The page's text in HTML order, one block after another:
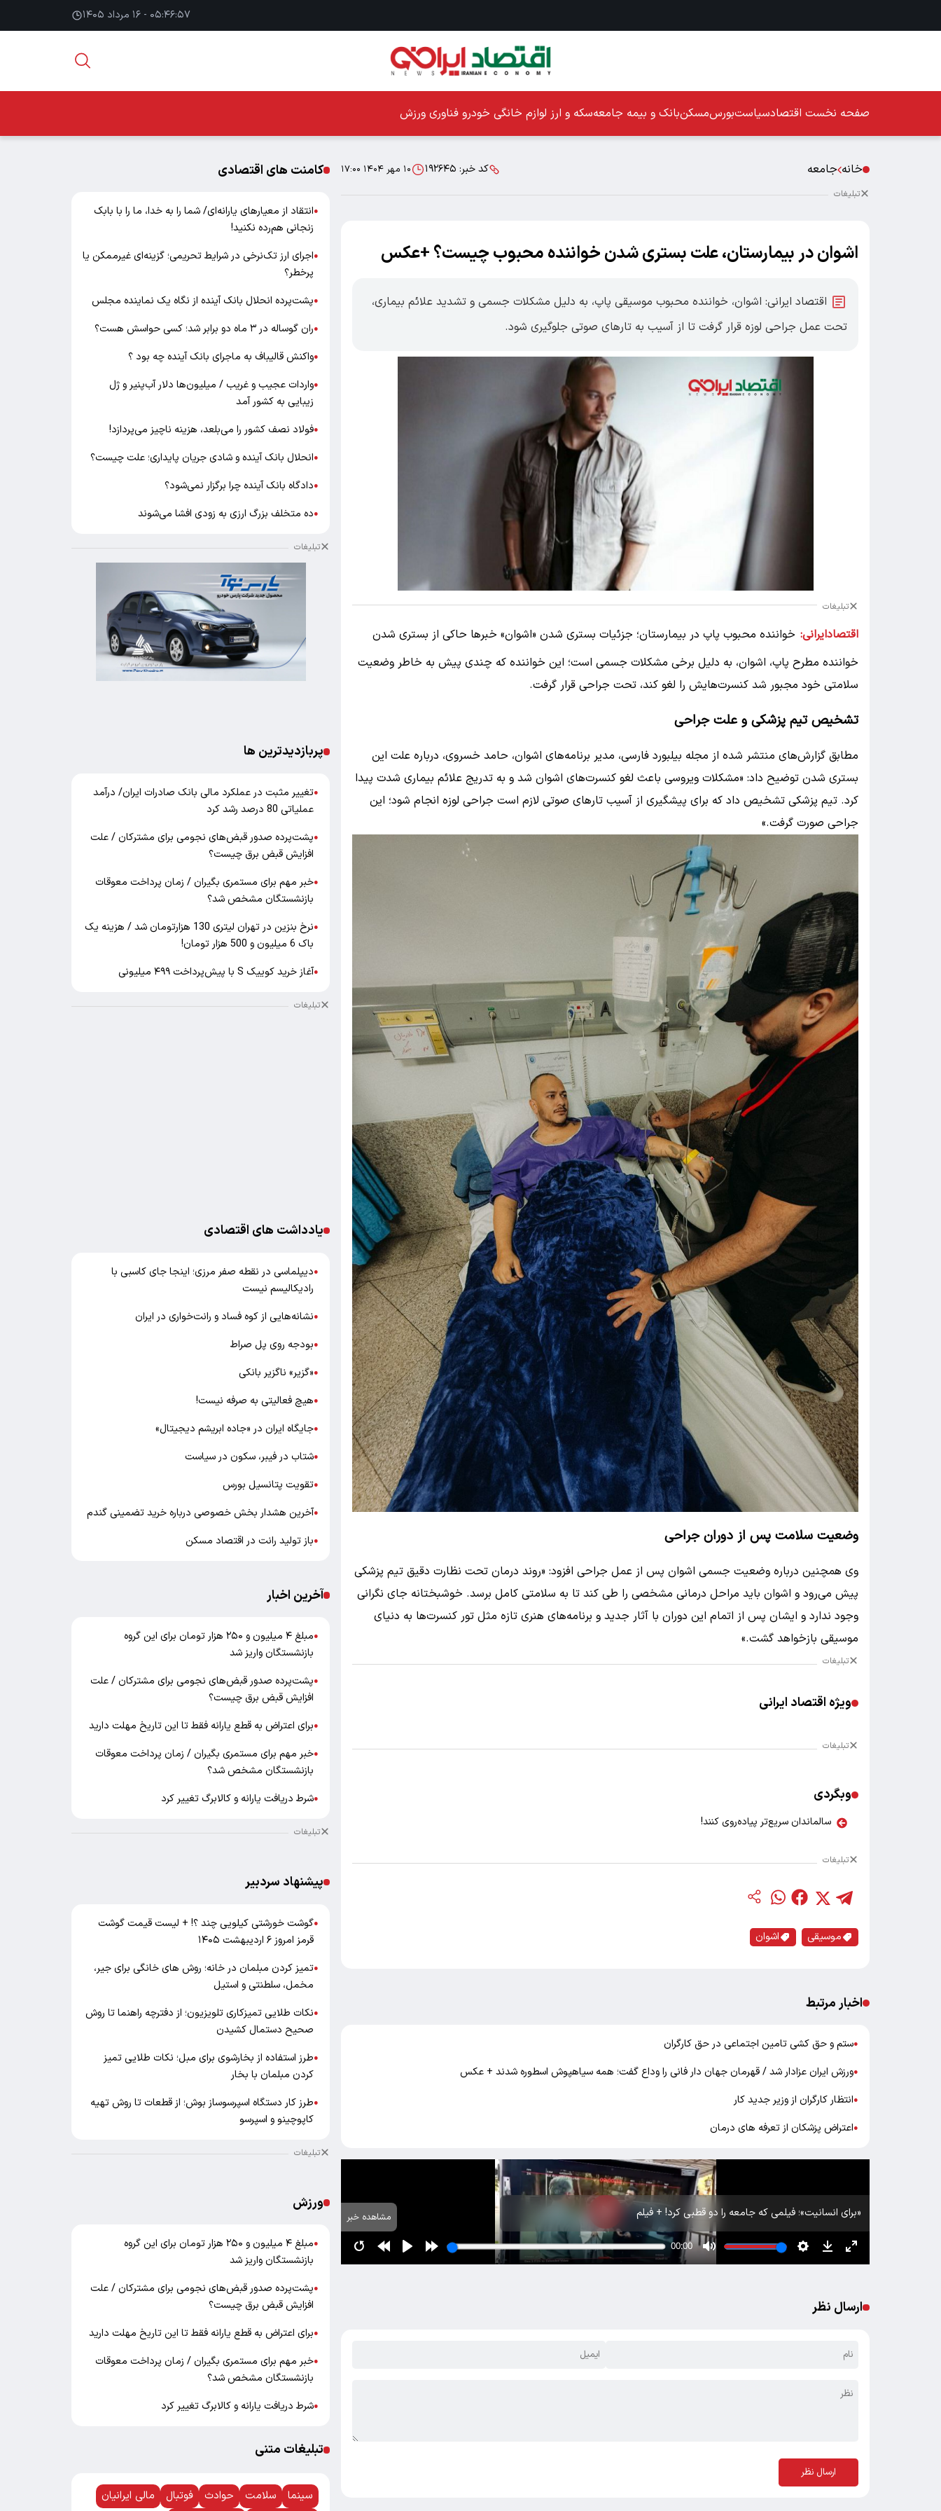
۰۵:۴۶:۵۸ - ۱۶ مرداد ۱۴۰۵
صفحه نخست اقتصادسیاستبورسمسکنبانک و بیمه جامعهسکه و ارز لوازم خانگی خودرو فناوری ورزش
خانه جامعه کد خبر: ۱۹۲۶۴۵ ۱۰ مهر ۱۴۰۴ ۱۷:۰۰
تبلیغات
اشوان در بیمارستان، علت بستری شدن خواننده محبوب چیست؟ +عکس
اقتصاد ایرانی: اشوان، خواننده محبوب موسیقی پاپ، به دلیل مشکلات جسمی و تشدید علائم بیماری،
تحت عمل جراحی لوزه قرار گرفت تا از آسیب به تارهای صوتی جلوگیری شود.
تبلیغات
اقتصادایرانی: خواننده محبوب پاپ در بیمارستان؛ جزئیات بستری شدن «اشوان» خبرها حاکی از بستری شدن
خواننده مطرح پاپ، اشوان، به دلیل برخی مشکلات جسمی است؛ این خواننده که چندی پیش به خاطر وضعیت
سلامتی خود مجبور شد کنسرت‌هایش را لغو کند، تحت جراحی قرار گرفت.
تشخیص تیم پزشکی و علت جراحی
مطابق گزارش‌های منتشر شده از مجله بیلبورد فارسی، مدیر برنامه‌های اشوان، حامد خسروی، درباره علت این
بستری شدن توضیح داد: «مشکلات ویروسی باعث لغو کنسرت‌های اشوان شد و به تدریج علائم بیماری شدت پیدا
کرد. تیم پزشکی تشخیص داد که برای پیشگیری از آسیب تارهای صوتی لازم است جراحی لوزه انجام شود؛ این
جراحی صورت گرفت.»
وضعیت سلامت پس از دوران جراحی
وی همچنین درباره وضعیت جسمی اشوان پس از عمل جراحی افزود: «روند درمان تحت نظارت دقیق تیم پزشکی
پیش می‌رود و اشوان باید مراحل درمانی مشخصی را طی کند تا به سلامتی کامل برسد. خوشبختانه جای نگرانی
وجود ندارد و ایشان پس از اتمام این دوران با آثار جدید و برنامه‌های هنری تازه مثل تور کنسرت‌ها به دنیای
موسیقی بازخواهد گشت.»
تبلیغات
ویژه اقتصاد ایرانی
تبلیغات
وبگردی
سالماندان سریع‌تر پیاده‌روی کنند!
تبلیغات
موسیقی اشوان
اخبار مرتبط
●ستم و حق کشی تامین اجتماعی در حق کارگران
●ورزش ایران عزادار شد / قهرمان جهان دار فانی را وداع گفت؛ همه سیاهپوش اسطوره شدند + عکس
●انتظار کارگران از وزیر جدید کار
●اعتراض پزشکان از تعرفه های درمان
«برای انسانیت»؛ فیلمی که جامعه را دو قطبی کرد! + فیلم مشاهده خبر
ارسال نظر
ارسال نظر
کامنت های اقتصادی
●انتقاد از معیارهای یارانه‌ای/ شما را به خدا، ما را با بابک
زنجانی هم‌رده نکنید!
●اجرای ارز تک‌نرخی در شرایط تحریمی؛ گزینه‌ای غیرممکن یا
پرخطر؟
●پشت‌پرده انحلال بانک آینده از نگاه یک نماینده مجلس
●ران گوساله در ۳ ماه دو برابر شد؛ کسی حواسش هست؟
●واکنش قالیباف به ماجرای بانک آینده چه بود ؟
●واردات عجیب و غریب / میلیون‌ها دلار آب‌پنیر و ژل
زیبایی به کشور آمد
●فولاد نصف کشور را می‌بلعد، هزینه ناچیز می‌پردازد!
●انحلال بانک آینده و شادی جریان پایداری؛ علت چیست؟
●دادگاه بانک آینده چرا برگزار نمی‌شود؟
●ده متخلف بزرگ ارزی به زودی افشا می‌شوند
تبلیغات
پربازدیدترین ها
●تغییر مثبت در عملکرد مالی بانک صادرات ایران/ درآمد
عملیاتی 80 درصد رشد کرد
●پشت‌پرده صدور قبض‌های نجومی برای مشترکان / علت
افزایش قبض برق چیست؟
●خبر مهم برای مستمری بگیران / زمان پرداخت معوقات
بازنشستگان مشخص شد؟
●
نرخ بنزین در تهران لیتری 130 هزارتومان شد / هزینه یک
باک 6 میلیون و 500 هزار تومان!
●آغاز خرید کوییک S با پیش‌پرداخت ۴۹۹ میلیونی
تبلیغات
یادداشت های اقتصادی
●دیپلماسی در نقطه صفر مرزی؛ اینجا جای کاسبی با
رادیکالیسم نیست
●نشانه‌هایی از کوه فساد و رانت‌خواری در ایران
●بودجه روی پل صراط
●«گزیر» ناگزیر بانکی
●هیچ فعالیتی به صرفه نیست!
●جایگاه ایران در «جاده ابریشم دیجیتال»
●شتاب در فیبر، سکون در سیاست
●تقویت پتانسیل بورس
●آخرین هشدار بخش خصوصی درباره خرید تضمینی گندم
●باز تولید رانت در اقتصاد مسکن
آخرین اخبار
●
مبلغ ۴ میلیون و ۲۵۰ هزار تومان برای این گروه
بازنشستگان واریز شد
●پشت‌پرده صدور قبض‌های نجومی برای مشترکان / علت
افزایش قبض برق چیست؟
●برای اعتراض به قطع یارانه فقط تا این تاریخ مهلت دارید
●خبر مهم برای مستمری بگیران / زمان پرداخت معوقات
بازنشستگان مشخص شد؟
●شرط دریافت یارانه و کالابرگ تغییر کرد
تبلیغات
پیشنهاد سردبیر
●گوشت خورشتی کیلویی چند ؟! + لیست قیمت گوشت
قرمز امروز ۶ اردیبهشت ۱۴۰۵
●تمیز کردن مبلمان در خانه؛ روش های خانگی برای جیر،
مخمل، سلطنتی و استیل
●نکات طلایی تمیزکاری تلویزیون؛ از دفترچه راهنما تا روش
صحیح دستمال کشیدن
●طرز استفاده از بخارشوی برای مبل؛ نکات طلایی تمیز
کردن مبلمان با بخار
●طرز کار دستگاه اسپرسوساز بوش؛ از قطعات تا روش تهیه
کاپوچینو و اسپرسو
تبلیغات
ورزش
●
مبلغ ۴ میلیون و ۲۵۰ هزار تومان برای این گروه
بازنشستگان واریز شد
●پشت‌پرده صدور قبض‌های نجومی برای مشترکان / علت
افزایش قبض برق چیست؟
●برای اعتراض به قطع یارانه فقط تا این تاریخ مهلت دارید
●خبر مهم برای مستمری بگیران / زمان پرداخت معوقات
بازنشستگان مشخص شد؟
●شرط دریافت یارانه و کالابرگ تغییر کرد
تبلیغات متنی
سینما سلامت حوادث فوتبال مالی ایرانیان